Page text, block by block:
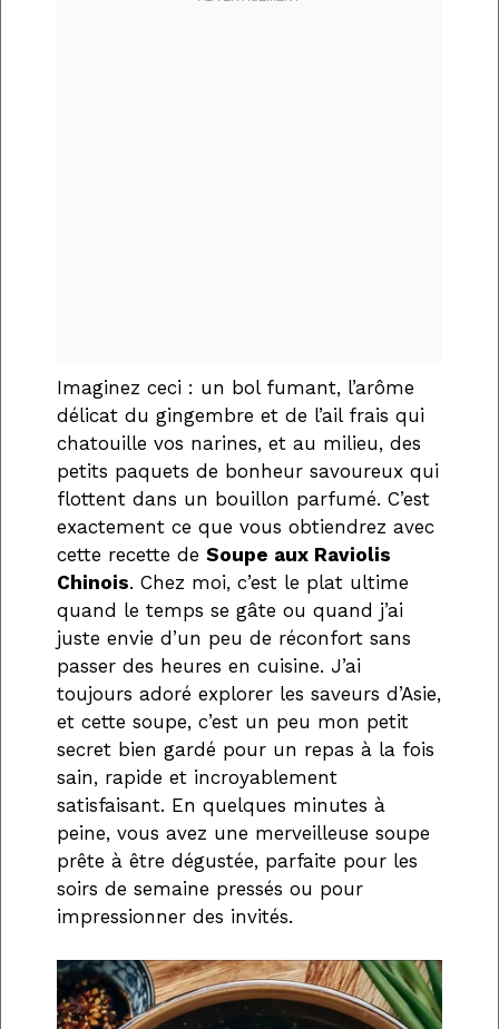
Imaginez ceci : un bol fumant, l’arôme
délicat du gingembre et de l’ail frais qui
chatouille vos narines, et au milieu, des
petits paquets de bonheur savoureux qui
flottent dans un bouillon parfumé. C’est
exactement ce que vous obtiendrez avec
cette recette de Soupe aux Raviolis
Chinois. Chez moi, c’est le plat ultime
quand le temps se gâte ou quand j’ai
juste envie d’un peu de réconfort sans
passer des heures en cuisine. J’ai
toujours adoré explorer les saveurs d’Asie,
et cette soupe, c’est un peu mon petit
secret bien gardé pour un repas à la fois
sain, rapide et incroyablement
satisfaisant. En quelques minutes à
peine, vous avez une merveilleuse soupe
prête à être dégustée, parfaite pour les
soirs de semaine pressés ou pour
impressionner des invités.